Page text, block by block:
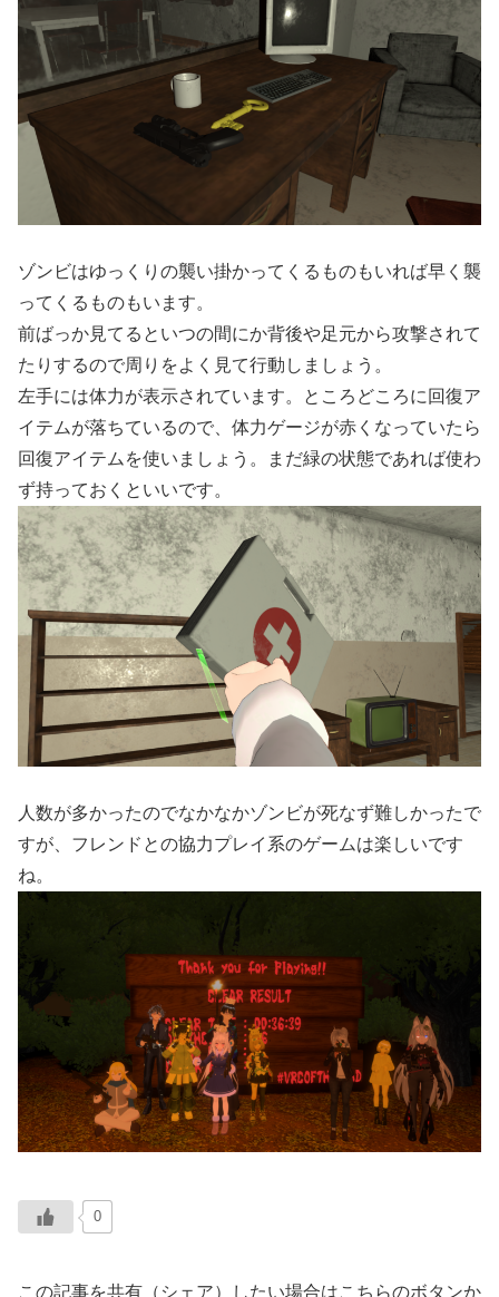
ゾンビはゆっくりの襲い掛かってくるものもいれば早く襲
ってくるものもいます。
前ばっか見てるといつの間にか背後や足元から攻撃されて
たりするので周りをよく見て行動しましょう。
左手には体力が表示されています。ところどころに回復ア
イテムが落ちているので、体力ゲージが赤くなっていたら
回復アイテムを使いましょう。まだ緑の状態であれば使わ
ず持っておくといいです。
人数が多かったのでなかなかゾンビが死なず難しかったで
すが、フレンドとの協力プレイ系のゲームは楽しいです
ね。
0
この記事を共有（シェア）したい場合はこちらのボタンか